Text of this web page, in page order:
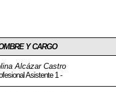
Y CARGO
Alcázar Castro
Asistente 1 -